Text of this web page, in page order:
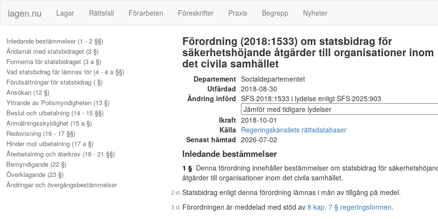
lagen.nu Lagar Rättsfall Förarbeten Föreskrifter Praxis Begrepp Nyheter
Inledande bestämmelser (1 - 2 §§)
Ändamål med statsbidraget (3 §)
Formerna för statsbidraget (3 a §)
Vad statsbidrag får lämnas för (4 - 4 a §§)
Förutsättningar för statsbidrag ( §)
Ansökan (12 §)
Yttrande av Polismyndigheten (13 §)
Beslut och utbetalning (14 - 15 §§)
Anmälningsskyldighet (15 a §)
Redovisning (16 - 17 §§)
Hinder mot utbetalning (17 a §)
Återbetalning och återkrav (18 - 21 §§)
Bemyndigande (22 §)
Överklagande (23 §)
Ändringar och övergångsbestämmelser
Förordning (2018:1533) om statsbidrag för
säkerhetshöjande åtgärder till organisationer inom
det civila samhället
Departement Socialdepartementet
Utfärdad 2018-08-30
Ändring införd SFS 2018:1533 i lydelse enligt SFS 2025:903
Ikraft 2018-10-01
Källa Regeringskansliets rättsdatabaser
Senast hämtad 2026-07-02
Inledande bestämmelser
1 § Denna förordning innehåller bestämmelser om statsbidrag för
åtgärder till organisationer inom det civila samhället.
Statsbidrag enligt denna förordning lämnas i mån av tillgång på medel.
Förordningen är meddelad med stöd av 8 kap. 7 § regeringsformen.